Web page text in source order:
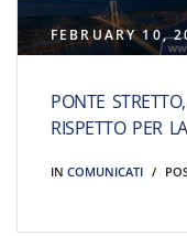
FEBRUARY 10,
PONTE
RISPETTO PER
IN COMUNICATI